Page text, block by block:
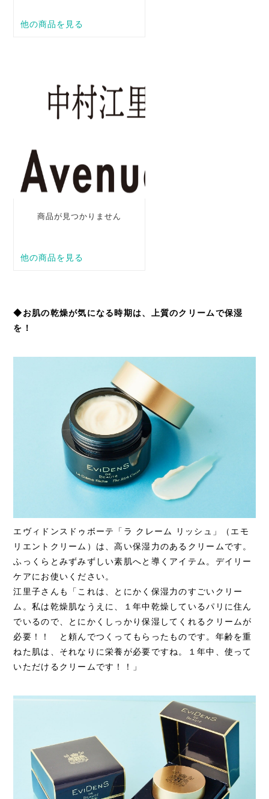
◆お肌の乾燥が気になる時期は、上質のクリームで保湿
を！
エヴィドンスドゥボーテ「ラ クレーム リッシュ」（エモ
リエントクリーム）は、高い保湿力のあるクリームです。
ふっくらとみずみずしい素肌へと導くアイテム。デイリー
ケアにお使いください。
江里子さんも「これは、とにかく保湿力のすごいクリー
ム。私は乾燥肌なうえに、１年中乾燥しているパリに住ん
でいるので、とにかくしっかり保湿してくれるクリームが
必要！！ と頼んでつくってもらったものです。年齢を重
ねた肌は、それなりに栄養が必要ですね。１年中、使って
いただけるクリームです！！」